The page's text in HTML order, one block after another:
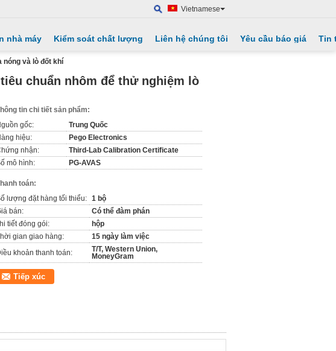
Vietnamese
nhà máy Kiểm soát chất lượng Liên hệ chúng tôi Yêu cầu báo giá Tin
nóng và lò đốt khí
chuẩn nhôm để thử nghiệm lò
tin chi tiết sản phẩm:
gốc:
Trung Quốc
hiệu:
Pego Electronics
nhận:
Third-Lab Calibration Certificate
mô hình:
PG-AVAS
toán:
lượng đặt hàng tối thiểu: 1 bộ
bán:
Có thể đàm phán
tiết đóng gói:
hộp
gian giao hàng:
15 ngày làm việc
khoản thanh toán:
T/T, Western Union,
MoneyGram
Tiếp xúc